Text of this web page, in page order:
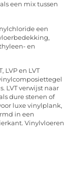
een mix tussen
een
en
LVP en LVT
LVT verwijst naar
dure stenen of
luxe vinylplank,
in een
Vinylvloeren